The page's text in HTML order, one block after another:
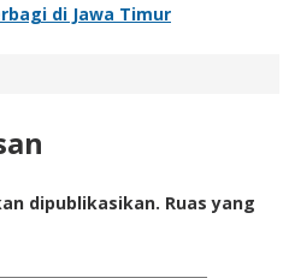
di Jawa Timur
dipublikasikan. Ruas yang